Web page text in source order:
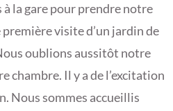
la gare pour prendre notre
visite d’un jardin de
oublions aussitôt notre
Il y a de l’excitation
Nous sommes accueillis